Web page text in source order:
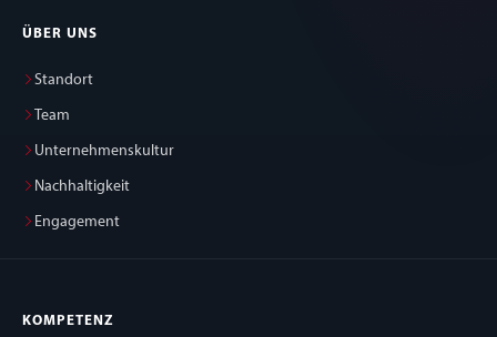
ÜBER UNS
Standort
Team
Unternehmenskultur
Nachhaltigkeit
Engagement
KOMPETENZ